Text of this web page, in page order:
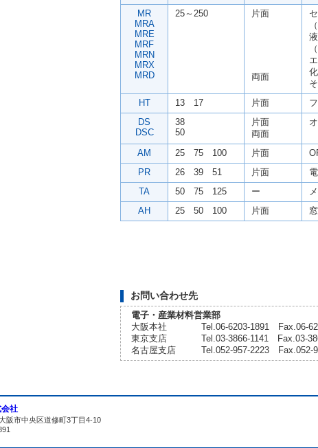
MR
MRA
MRE
MRF
MRN
MRX
MRD
25～250 片面
両面
HT 13 17 片面
DS
DSC
38
50
片面
両面
AM
25 75 100 片面
PR
26 39 51 片面
TA
50 75 125 ー
AH
25 50 100 片面
お問い合わせ先
電子・産業材料営業部
大阪本社
Tel.06-6203-1891 Fax.06-
東京支店
Tel.03-3866-1141 Fax.03-
名古屋支店
Tel.052-957-2223 Fax.052-
会社
阪市中央区道修町3丁目4-10